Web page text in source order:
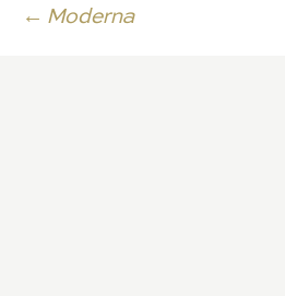
Ir← Moderna